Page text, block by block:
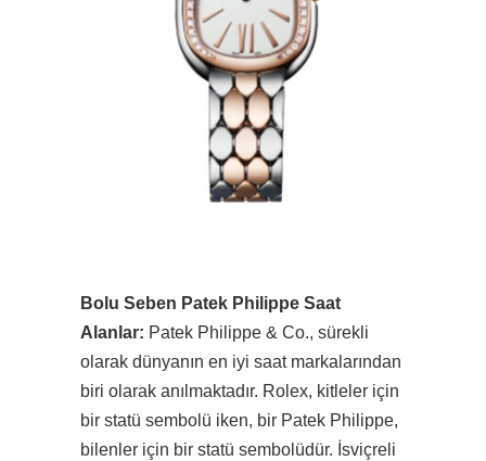
Bolu Seben Patek Philippe Saat
Alanlar: Patek Philippe & Co., sürekli
olarak dünyanın en iyi saat markalarından
biri olarak anılmaktadır. Rolex, kitleler için
bir statü sembolü iken, bir Patek Philippe,
bilenler için bir statü sembolüdür. İsviçreli